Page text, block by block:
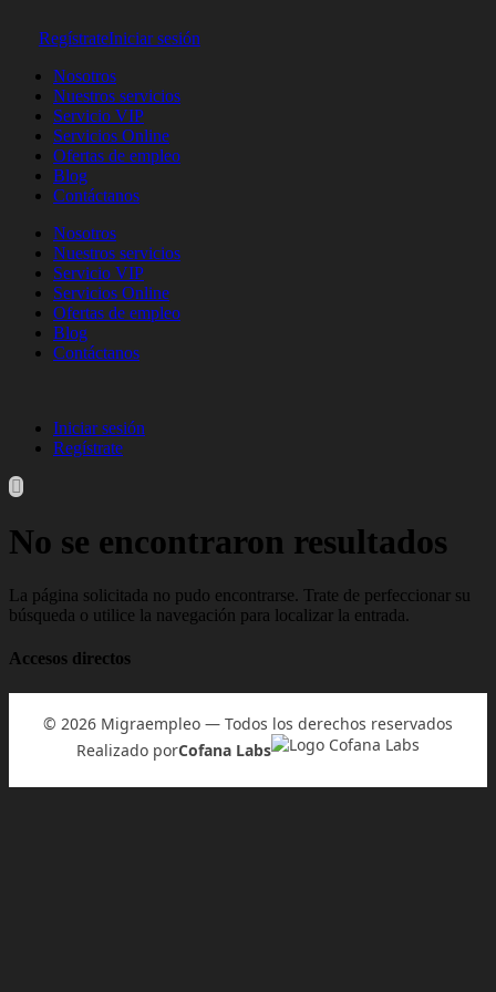
RegístrateIniciar sesión
Nosotros
Nuestros servicios
Servicio VIP
Servicios Online
Ofertas de empleo
Blog
Contáctanos
Nosotros
Nuestros servicios
Servicio VIP
Servicios Online
Ofertas de empleo
Blog
Contáctanos
Iniciar sesión
Regístrate
No se encontraron resultados
La página solicitada no pudo encontrarse. Trate de perfeccionar su
búsqueda o utilice la navegación para localizar la entrada.
Accesos directos
© 2026 Migraempleo — Todos los derechos reservados
Realizado porCofana Labs